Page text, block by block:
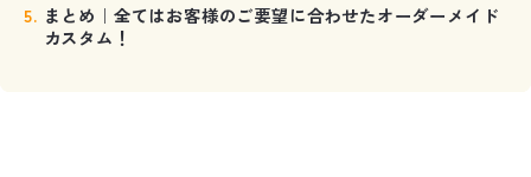
まとめ｜全てはお客様のご要望に合わせたオーダーメイド
カスタム！